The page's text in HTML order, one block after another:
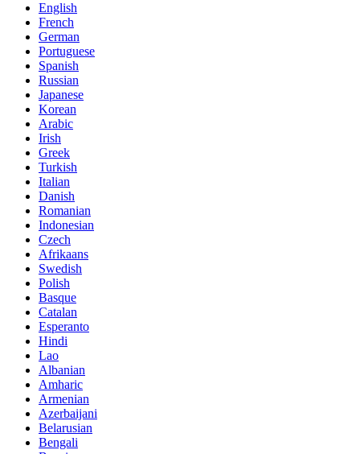
English
French
German
Portuguese
Spanish
Russian
Japanese
Korean
Arabic
Irish
Greek
Turkish
Italian
Danish
Romanian
Indonesian
Czech
Afrikaans
Swedish
Polish
Basque
Catalan
Esperanto
Hindi
Lao
Albanian
Amharic
Armenian
Azerbaijani
Belarusian
Bengali